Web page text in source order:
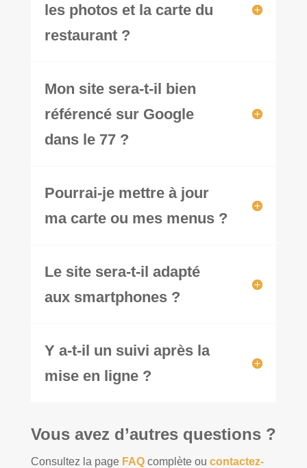
les photos et la carte du
restaurant ?
Mon site sera-t-il bien
référencé sur Google
dans le 77 ?
Pourrai-je mettre à jour
ma carte ou mes menus ?
Le site sera-t-il adapté
aux smartphones ?
Y a-t-il un suivi après la
mise en ligne ?
Vous avez d’autres questions ?
Consultez la page FAQcomplète ou contactez-